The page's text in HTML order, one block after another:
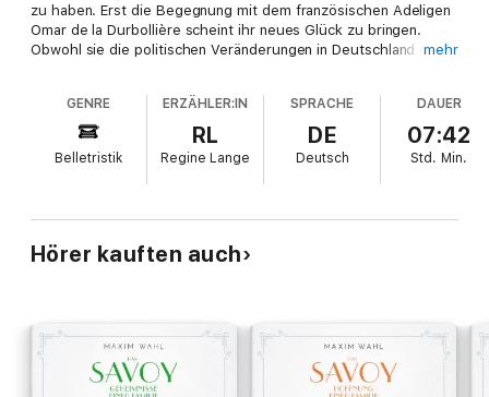
zu haben. Erst die Begegnung mit dem französischen Adeligen
Omar de la Durbollière scheint ihr neues Glück zu bringen.
Obwohl sie die politischen Veränderungen in Deutschland mit
Weltpolitik, sondern auch im Savoy überschlagen sich
Ereignisse, denen Violet sich nicht entziehen kann.
Der zweite Band der großen 30er-Jahre-Saga über das
berühmteste Hotel der Welt.
mehr
GENRE
Belletristik
ERZÄHLER:IN
RL
Regine Lange
SPRACHE
DE
Deutsch
DAUER
07:42
Std. Min.
Hörer kauften auch